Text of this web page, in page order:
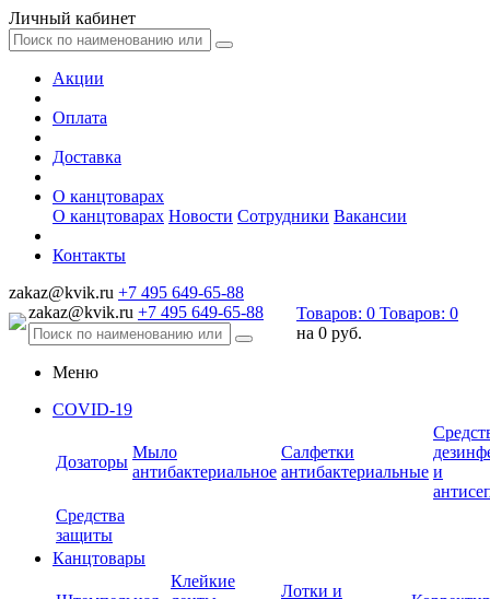
Личный кабинет
Акции
Оплата
Доставка
О канцтоварах
О канцтоварах Новости Сотрудники Вакансии
Контакты
zakaz@kvik.ru +7 495 649-65-88
zakaz@kvik.ru +7 495 649-65-88 Товаров: 0 Товаров: 0
на 0 руб.
Меню
COVID-19
Дозаторы
Мыло
антибактериальное
Салфетки
антибактериальные и
Средства
защиты
Канцтовары
Клейкие
Лотки и